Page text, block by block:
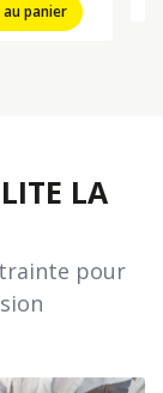
panier
LA
pour